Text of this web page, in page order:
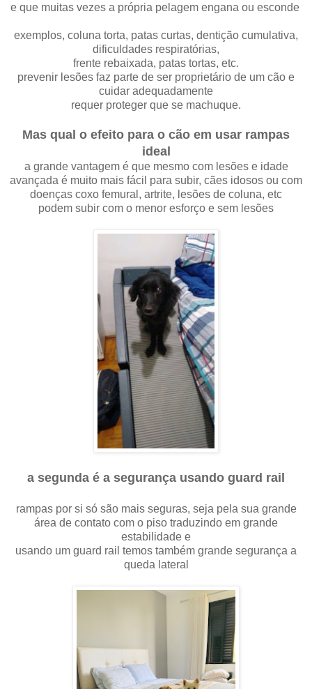
e que muitas vezes a própria pelagem engana ou esconde
exemplos, coluna torta, patas curtas, dentição cumulativa,
dificuldades respiratórias,
frente rebaixada, patas tortas, etc.
prevenir lesões faz parte de ser proprietário de um cão e
cuidar adequadamente
requer proteger que se machuque.
Mas qual o efeito para o cão em usar rampas
ideal
a grande vantagem é que mesmo com lesões e idade
avançada é muito mais fácil para subir, cães idosos ou com
doenças coxo femural, artrite, lesões de coluna, etc
podem subir com o menor esforço e sem lesões
a segunda é a segurança usando guard rail
rampas por si só são mais seguras, seja pela sua grande
área de contato com o piso traduzindo em grande
estabilidade e
usando um guard rail temos também grande segurança a
queda lateral